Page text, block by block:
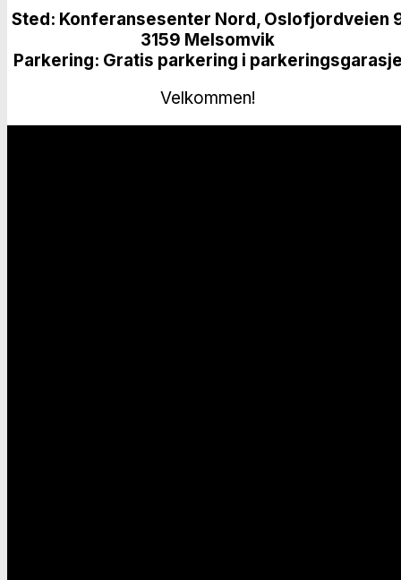
Sted: Konferansesenter Nord, Oslofjordveien
3159 Melsomvik
Parkering: Gratis parkering i
Velkommen!